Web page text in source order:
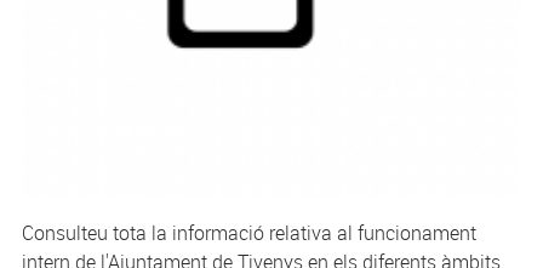
Consulteu tota la informació relativa al funcionament
intern de l'Ajuntament de Tivenys en els diferents àmbits.